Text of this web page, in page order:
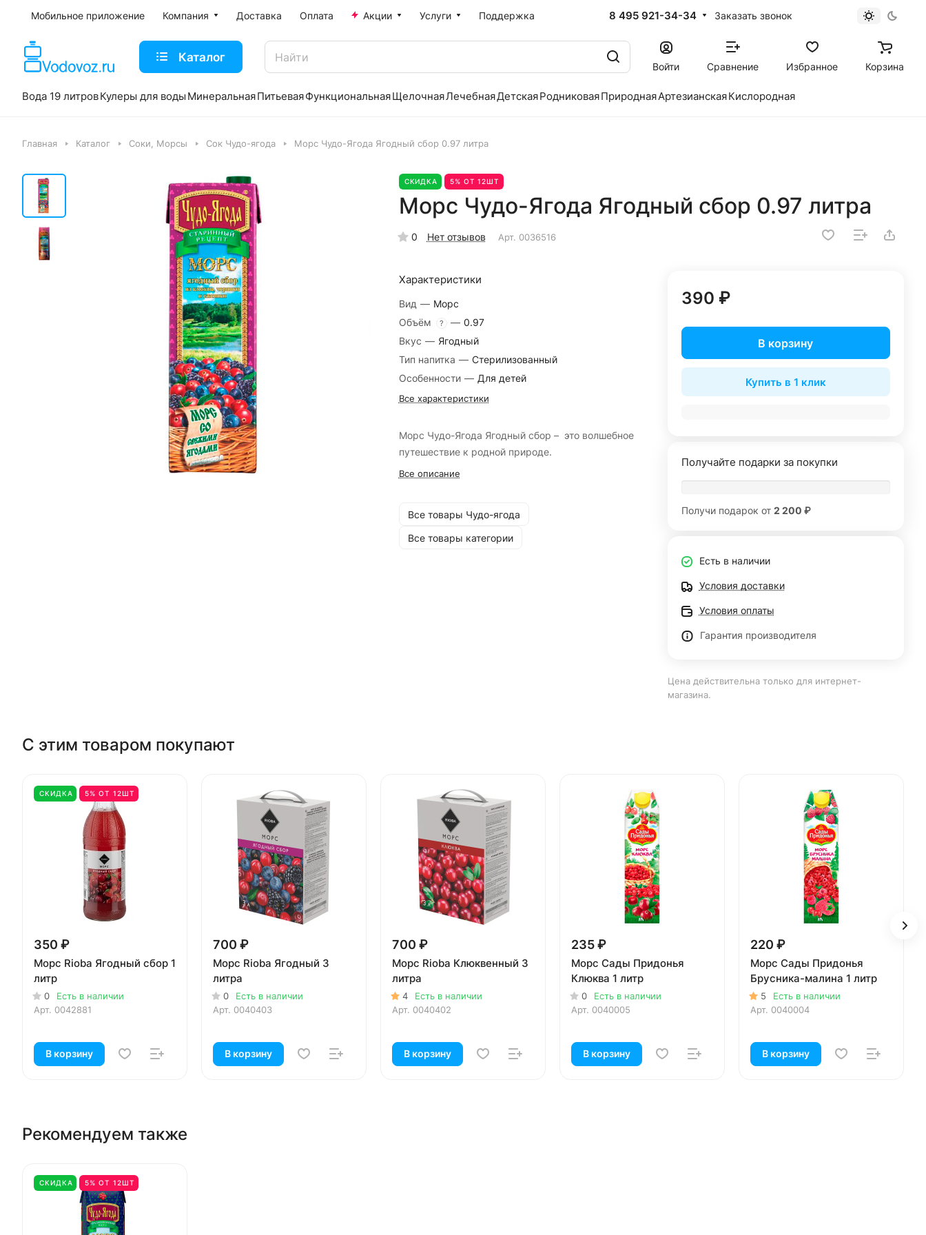
Мобильное приложение Компания Доставка Оплата Акции Услуги Поддержка 8 495 921-34-34 Заказать звонок
Каталог
Войти Сравнение Избранное Корзина
Вода 19 литровКулеры для воды МинеральнаяПитьеваяФункциональнаяЩелочнаяЛечебнаяДетскаяРодниковаяПрироднаяАртезианскаяКислородная
Главная Каталог Соки, Морсы Сок Чудо-ягода Морс Чудо-Ягода Ягодный сбор 0.97 литра
СКИДКА 5% ОТ 12ШТ
Морс Чудо-Ягода Ягодный сбор 0.97 литра
0 Нет отзывов Арт. 0036516
Характеристики
Вид — Морс
Объём
? — 0.97
Вкус — Ягодный
Тип напитка — Стерилизованный
Особенности — Для детей
Все характеристики
Морс Чудо-Ягода Ягодный сбор – это волшебное
путешествие к родной природе.
Все описание
Все товары Чудо-ягода
Все товары категории
390 ₽
В корзину
Купить в 1 клик
Получайте подарки за покупки
Получи подарок от 2 200 ₽
Есть в наличии
Условия доставки
Условия оплаты
Гарантия производителя
Цена действительна только для интернет-
магазина.
С этим товаром покупают
СКИДКА 5% ОТ 12ШТ
350 ₽
Морс Rioba Ягодный сбор 1
литр
0
Есть в наличии
Арт. 0042881
В корзину
700 ₽
Морс Rioba Ягодный 3
литра
0
Есть в наличии
Арт. 0040403
В корзину
700 ₽
Морс Rioba Клюквенный 3
литра
4
Есть в наличии
Арт. 0040402
В корзину
235 ₽
Морс Сады Придонья
Клюква 1 литр
0
Есть в наличии
Арт. 0040005
В корзину
220 ₽
Морс Сады Придонья
Брусника-малина 1 литр
5
Есть в наличии
Арт. 0040004
В корзину
Рекомендуем также
СКИДКА 5% ОТ 12ШТ